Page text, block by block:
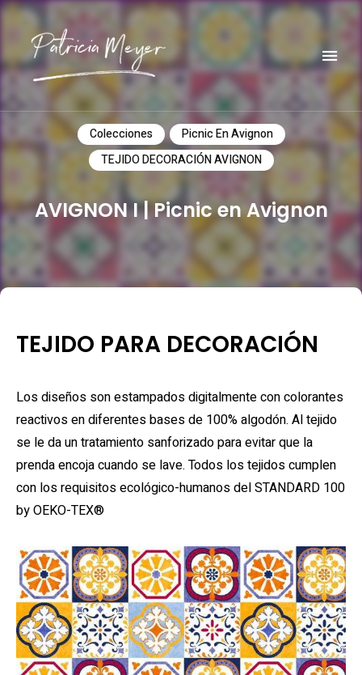
PATRICIA MEYER
Do it yourself
Colecciones
Picnic En Avignon
TEJIDO DECORACIÓN AVIGNON
AVIGNON I | Picnic en Avignon
TEJIDO PARA DECORACIÓN
Los diseños son estampados digitalmente con colorantes
reactivos en diferentes bases de 100% algodón. Al tejido
se le da un tratamiento sanforizado para evitar que la
prenda encoja cuando se lave. Todos los tejidos cumplen
con los requisitos ecológico-humanos del STANDARD 100
by OEKO-TEX®